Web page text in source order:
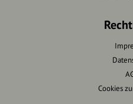
Cookies